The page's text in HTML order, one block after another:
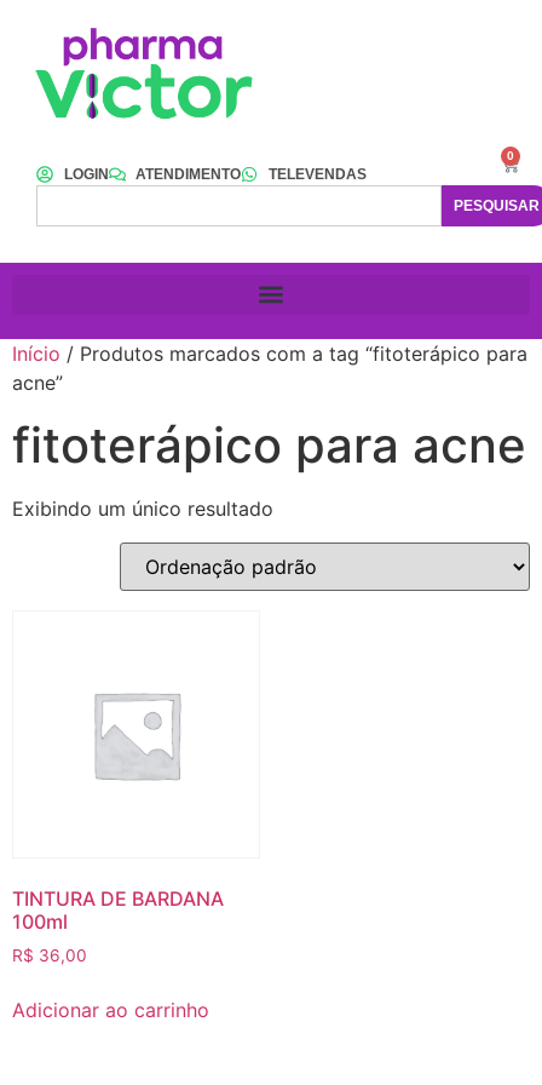
LOGIN ATENDIMENTO
TELEVENDAS
PESQUISAR
0
Início / Produtos marcados com a tag “fitoterápico para
acne”
fitoterápico para acne
Exibindo um único resultado
TINTURA DE BARDANA
100ml
R$ 36,00
Adicionar ao carrinho